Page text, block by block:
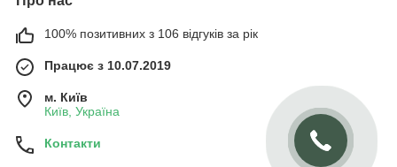
100% позитивних з 106 відгуків за рік
Працює з 10.07.2019
м. Київ
Київ, Україна
Контакти